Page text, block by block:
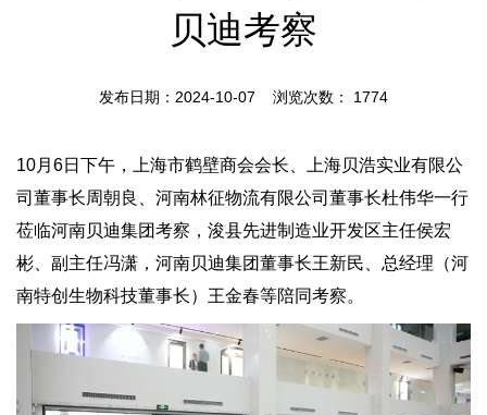
贝迪考察
发布日期：2024-10-07 浏览次数： 1774
10月6日下午，上海市鹤壁商会会长、上海贝浩实业有限公
司董事长周朝良、河南林征物流有限公司董事长杜伟华一行
莅临河南贝迪集团考察，浚县先进制造业开发区主任侯宏
彬、副主任冯潇，河南贝迪集团董事长王新民、总经理（河
南特创生物科技董事长）王金春等陪同考察。